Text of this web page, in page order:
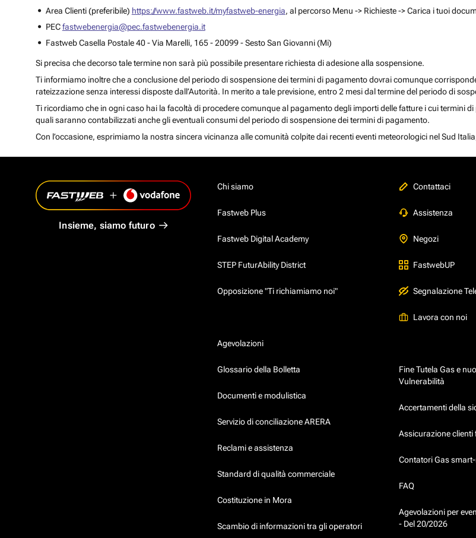
Area Clienti (preferibile) https://www.fastweb.it/myfastweb-energia, al percorso Menu -> Richieste -> Carica i tuoi
PECfastwebenergia@pec.fastwebenergia.it
Fastweb Casella Postale 40 - Via Marelli, 165 - 20099 - Sesto San Giovanni (Mi)
Si precisa che decorso tale termine non sarà più possibile presentare richiesta di adesione alla sospensione.
Ti informiamo inoltre che a conclusione del periodo di sospensione dei termini di pagamento dovrai comunque
rateizzazione senza interessi disposte dall’Autorità. In merito a tale previsione, entro 2 mesi dal termine del periodo di
Ti ricordiamo che in ogni caso hai la facoltà di procedere comunque al pagamento degli importi delle fatture i cui termini
quali saranno contabilizzati anche gli eventuali consumi del periodo di sospensione dei termini di pagamento.
Con l’occasione, esprimiamo la nostra sincera vicinanza alle comunità colpite dai recenti eventi meteorologici nel Sud
Insieme, siamo futuro
Chi siamo
Fastweb Plus
Fastweb Digital Academy
STEP FuturAbility District
Opposizione "Ti richiamiamo noi"
Agevolazioni
Glossario della Bolletta
Documenti e modulistica
Servizio di conciliazione ARERA
Reclami e assistenza
Standard di qualità commerciale
Costituzione in Mora
Scambio di informazioni tra gli operatori
Contattaci
Assistenza
Negozi
FastwebUP
Segnalazione
Lavora con noi
Fine Tutela Gas e
Vulnerabilità
Accertamenti della
Assicurazione clienti
Contatori Gas
FAQ
Agevolazioni per
- Del 20/2026